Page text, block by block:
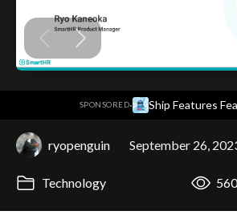
SPONSORED· Ship Features
ryopenguin September 26,
Technology